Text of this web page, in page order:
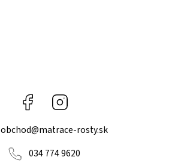
Facebook
obchod@matrace-rosty.sk
034 774 9620